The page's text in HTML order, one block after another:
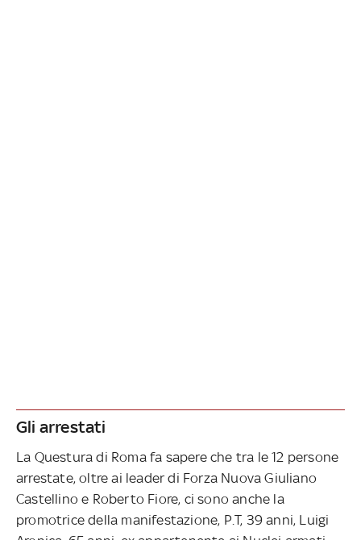
Gli arrestati
La Questura di Roma fa sapere che tra le 12 persone
arrestate, oltre ai leader di Forza Nuova Giuliano
Castellino e Roberto Fiore, ci sono anche la
promotrice della manifestazione, P.T, 39 anni, Luigi